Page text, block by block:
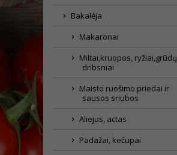
Bakalėja
Makaronai
Miltai,kruopos, ryžiai,grūdų
dribsniai
Maisto ruošimo priedai ir
sausos sriubos
Aliejus, actas
Padažai, kečupai